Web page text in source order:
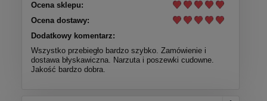
Ocena sklepu:
Ocena dostawy:
Dodatkowy komentarz:
Wszystko przebiegło bardzo szybko. Zamówienie i
dostawa błyskawiczna. Narzuta i poszewki cudowne.
Jakość bardzo dobra.